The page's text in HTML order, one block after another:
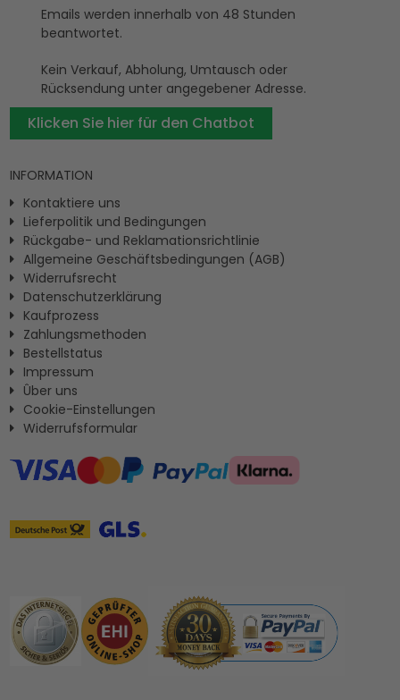
Emails werden innerhalb von 48 Stunden
beantwortet.
Kein Verkauf, Abholung, Umtausch oder
Rücksendung unter angegebener Adresse.
Klicken Sie hier für den Chatbot
INFORMATION
Kontaktiere uns
Lieferpolitik und Bedingungen
Rückgabe- und Reklamationsrichtlinie
Allgemeine Geschäftsbedingungen (AGB)
Widerrufsrecht
Datenschutzerklärung
Kaufprozess
Zahlungsmethoden
Bestellstatus
Impressum
Ûber uns
Cookie-Einstellungen
Widerrufsformular